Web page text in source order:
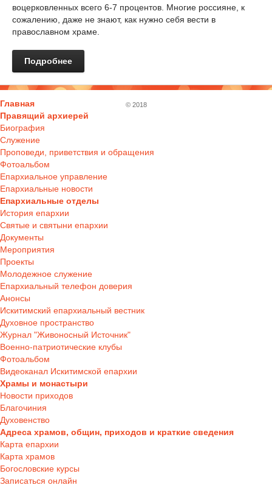
воцерковленных всего 6-7 процентов. Многие россияне, к
сожалению, даже не знают, как нужно себя вести в
православном храме.
Подробнее
Главная
Правящий архиерей
Биография
Служение
Проповеди, приветствия и обращения
Фотоальбом
Епархиальное управление
Епархиальные новости
Епархиальные отделы
История епархии
Святые и святыни епархии
Документы
Мероприятия
Проекты
Молодежное служение
Епархиальный телефон доверия
Анонсы
Искитимский епархиальный вестник
Духовное пространство
Журнал "Живоносный Источник"
Военно-патриотические клубы
Фотоальбом
Видеоканал Искитимской епархии
Храмы и монастыри
Новости приходов
Благочиния
Духовенство
Адреса храмов, общин, приходов и краткие сведения
Карта епархии
Карта храмов
Богословские курсы
Записаться онлайн
© 2018